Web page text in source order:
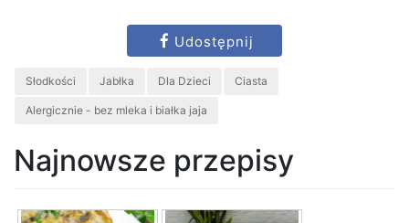
Udostępnij
Słodkości Jabłka Dla Dzieci Ciasta
Alergicznie - bez mleka i białka jaja
Najnowsze przepisy